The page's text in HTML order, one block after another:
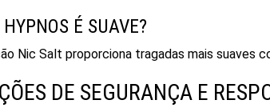
É SUAVE?
Nic Salt proporciona tragadas mais suaves
DE SEGURANÇA E